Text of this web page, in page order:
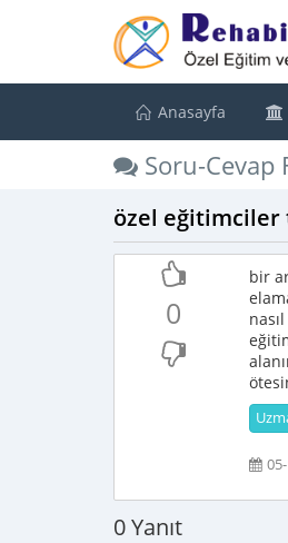
Anasayfa
Soru-Cevap
özel eğitimciler
0
bir
0 Yanıt